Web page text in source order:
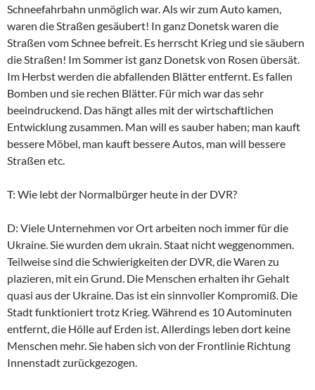
Schneefahrbahn unmöglich war. Als wir zum Auto kamen,
waren die Straßen gesäubert! In ganz Donetsk waren die
Straßen vom Schnee befreit. Es herrscht Krieg und sie säubern
die Straßen! Im Sommer ist ganz Donetsk von Rosen übersät.
Im Herbst werden die abfallenden Blätter entfernt. Es fallen
Bomben und sie rechen Blätter. Für mich war das sehr
beeindruckend. Das hängt alles mit der wirtschaftlichen
Entwicklung zusammen. Man will es sauber haben; man kauft
bessere Möbel, man kauft bessere Autos, man will bessere
Straßen etc.
T: Wie lebt der Normalbürger heute in der DVR?
D: Viele Unternehmen vor Ort arbeiten noch immer für die
Ukraine. Sie wurden dem ukrain. Staat nicht weggenommen.
Teilweise sind die Schwierigkeiten der DVR, die Waren zu
plazieren, mit ein Grund. Die Menschen erhalten ihr Gehalt
quasi aus der Ukraine. Das ist ein sinnvoller Kompromiß. Die
Stadt funktioniert trotz Krieg. Während es 10 Autominuten
entfernt, die Hölle auf Erden ist. Allerdings leben dort keine
Menschen mehr. Sie haben sich von der Frontlinie Richtung
Innenstadt zurückgezogen.